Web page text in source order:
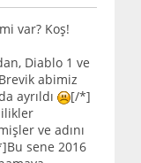
var? Koş!
Diablo 1 ve
abimiz
ayrıldı
[/*]
ve adını
sene 2016